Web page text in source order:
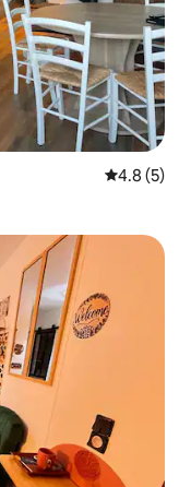
4.8 (5)